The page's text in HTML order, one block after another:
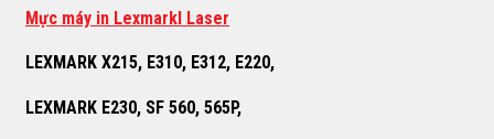
Mực máy in Lexmarkl Laser
LEXMARK X215, E310, E312, E220,
LEXMARK E230, SF 560, 565P,